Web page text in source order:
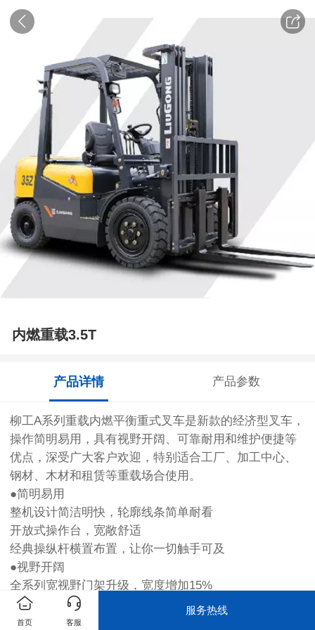
内燃重载3.5T
产品详情 产品参数
柳工A系列重载内燃平衡重式叉车是新款的经济型叉车，
操作简明易用，具有视野开阔、可靠耐用和维护便捷等
优点，深受广大客户欢迎，特别适合工厂、加工中心、
钢材、木材和租赁等重载场合使用。
●简明易用
整机设计简洁明快，轮廓线条简单耐看
开放式操作台，宽敞舒适
经典操纵杆横置布置，让你一切触手可及
●视野开阔
全系列宽视野门架升级，宽度增加15%
栅栏式护顶架，尽享顶部开阔视野
操作便利的同时也提高了作业的安全性
首页 客服
服务热线